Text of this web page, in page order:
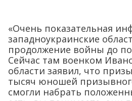
«Очень показательная
западноукраинские
продолжение войны до
Сейчас там военком
области заявил, что
тысяч юношей
смогли набрать